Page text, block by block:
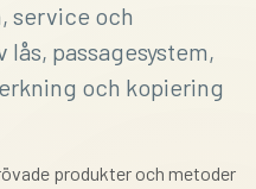
service och
passagesystem,
och kopiering
produkter och metoder